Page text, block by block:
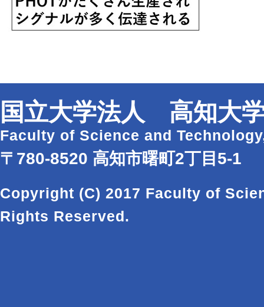
国立大学法人 高知大
Faculty of Science and
〒780-8520 高知市曙町2丁目5-1
Copyright (C) 2017 Faculty of
Rights Reserved.